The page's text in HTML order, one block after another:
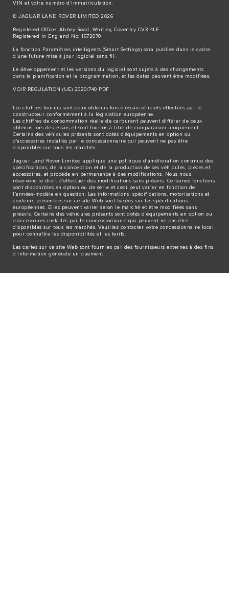
VIN et votre numéro d’immatriculation.
© JAGUAR LAND ROVER LIMITED 2026
Registered Office: Abbey Road, Whitley, Coventry CV3 4LF
Registered in England No: 1672070
La fonction Paramètres intelligents (Smart Settings) sera publiée dans le cadre
d’une future mise à jour logiciel sans fil.
Le développement et les versions du logiciel sont sujets à des changements
dans la planification et la programmation, et les dates peuvent être modifiées.
VOIR REGULATION (UE) 2020/740 PDF
Les chiffres fournis sont ceux obtenus lors d’essais officiels effectués par le
constructeur conformément à la législation européenne.
Les chiffres de consommation réelle de carburant peuvent différer de ceux
obtenus lors des essais et sont fournis à titre de comparaison uniquement.
Certains des véhicules présents sont dotés d'équipements en option ou
d'accessoires installés par le concessionnaire qui peuvent ne pas être
disponibles sur tous les marchés.
Jaguar Land Rover Limited applique une politique d’amélioration continue des
spécifications, de la conception et de la production de ses véhicules, pièces et
accessoires, et procède en permanence à des modifications. Nous nous
réservons le droit d’effectuer des modifications sans préavis. Certaines fonctions
sont disponibles en option ou de série et ceci peut varier en fonction de
l’années-modèle en question. Les informations, spécifications, motorisations et
couleurs présentées sur ce site Web sont basées sur les spécifications
européennes. Elles peuvent varier selon le marché et être modifiées sans
préavis. Certains des véhicules présents sont dotés d’équipements en option ou
d’accessoires installés par le concessionnaire qui peuvent ne pas être
disponibles sur tous les marchés. Veuillez contacter votre concessionnaire local
pour connaître les disponibilités et les tarifs.
Les cartes sur ce site Web sont fournies par des fournisseurs externes à des fins
d’information générale uniquement.